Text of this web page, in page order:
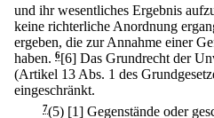
und ihr wesentliches Ergebnis
keine richterliche Anordnung
ergeben, die zur Annahme einer
haben. 6[6] Das Grundrecht der
(Artikel 13 Abs. 1 des
eingeschränkt.
7(5) [1] Gegenstände oder